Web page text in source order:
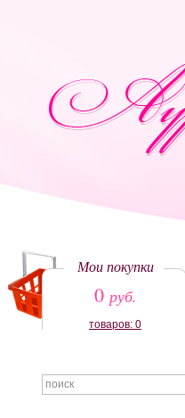
Мои покупки
0 руб.
товаров: 0